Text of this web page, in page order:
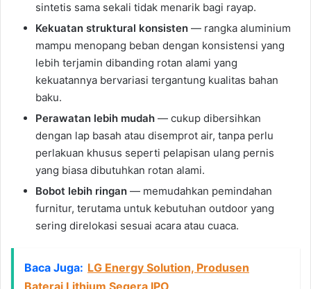
sintetis sama sekali tidak menarik bagi rayap.
Kekuatan struktural konsisten — rangka aluminium
mampu menopang beban dengan konsistensi yang
lebih terjamin dibanding rotan alami yang
kekuatannya bervariasi tergantung kualitas bahan
baku.
Perawatan lebih mudah — cukup dibersihkan
dengan lap basah atau disemprot air, tanpa perlu
perlakuan khusus seperti pelapisan ulang pernis
yang biasa dibutuhkan rotan alami.
Bobot lebih ringan — memudahkan pemindahan
furnitur, terutama untuk kebutuhan outdoor yang
sering direlokasi sesuai acara atau cuaca.
Baca Juga: LG Energy Solution, Produsen